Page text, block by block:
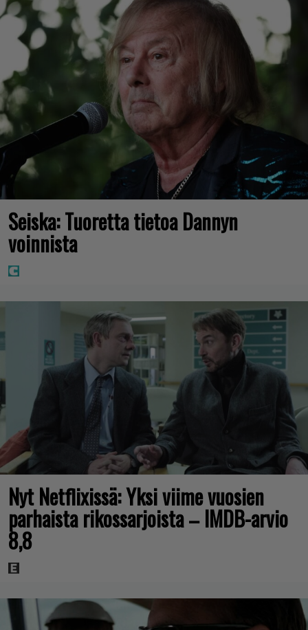
Seiska: Tuoretta tietoa Dannyn
voinnista
Nyt Netflixissä: Yksi viime vuosien
parhaista rikossarjoista – IMDB-arvio
8,8